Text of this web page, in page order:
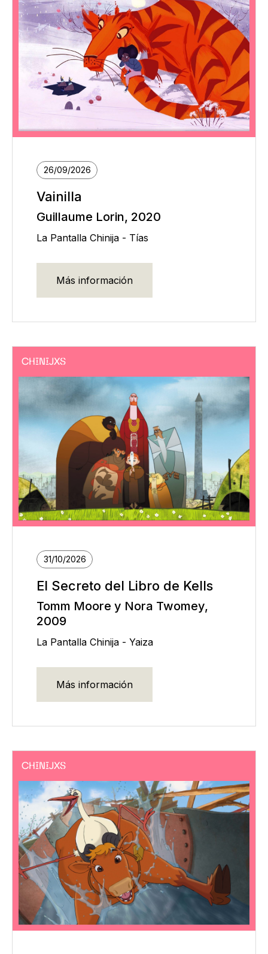
26/09/2026
Vainilla
Guillaume Lorin, 2020
La Pantalla Chinija - Tías
Más información
CHINIJXS
31/10/2026
El Secreto del Libro de Kells
Tomm Moore y Nora Twomey,
2009
La Pantalla Chinija - Yaiza
Más información
CHINIJXS